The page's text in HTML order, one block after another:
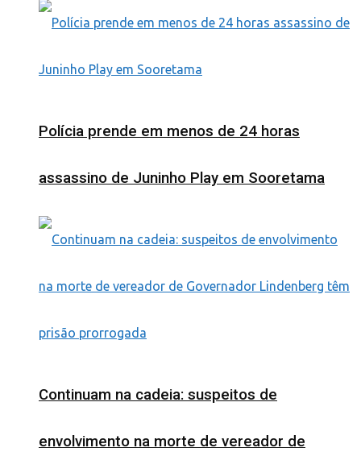
Polícia prende em menos de 24 horas
assassino de Juninho Play em Sooretama
Continuam na cadeia: suspeitos de
envolvimento na morte de vereador de